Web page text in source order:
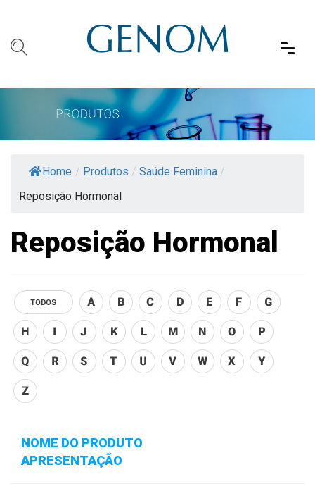
Home / Produtos / Saúde Feminina /
Reposição Hormonal
Reposição Hormonal
NOME DO PRODUTO
APRESENTAÇÃO